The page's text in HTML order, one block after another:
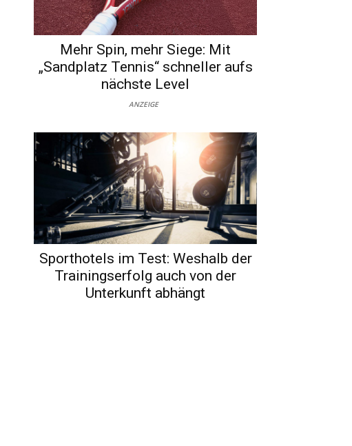
Mehr Spin, mehr Siege: Mit
„Sandplatz Tennis“ schneller aufs
nächste Level
ANZEIGE
Sporthotels im Test: Weshalb der
Trainingserfolg auch von der
Unterkunft abhängt